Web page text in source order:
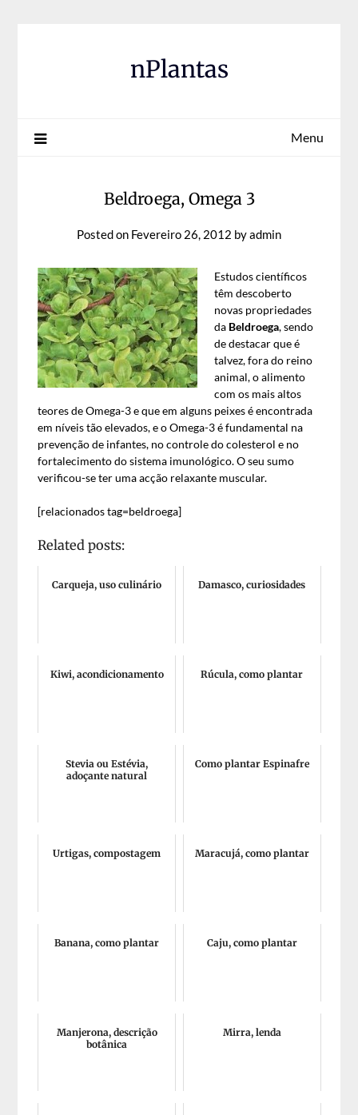
nPlantas
Menu
Beldroega, Omega 3
Posted on Fevereiro 26, 2012 byadmin
Estudos científicos
têm descoberto
novas propriedades
da Beldroega, sendo
de destacar que é
talvez, fora do reino
animal, o alimento
com os mais altos
teores de Omega-3 e que em alguns peixes é encontrada
em níveis tão elevados, e o Omega-3 é fundamental na
prevenção de infantes, no controle do colesterol e no
fortalecimento do sistema imunológico. O seu sumo
verificou-se ter uma acção relaxante muscular.
[relacionados tag=beldroega]
Related posts:
Carqueja, uso culinário Damasco, curiosidades
Kiwi, acondicionamento Rúcula, como plantar
Stevia ou Estévia,
adoçante natural
Como plantar Espinafre
Urtigas, compostagem Maracujá, como plantar
Banana, como plantar Caju, como plantar
Manjerona, descrição
botânica
Mirra, lenda